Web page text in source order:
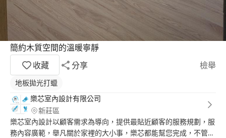
簡約木質空間的溫暖寧靜
收藏
分享 檢舉
地板拋光打蠟
樂芯室內設計有限公司
新莊區
樂芯室內設計以顧客需求為導向，提供最貼近顧客的服務規劃，服
務內容廣範，舉凡關於家裡的大小事，樂芯都能幫您完成，不管大